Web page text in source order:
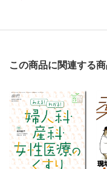
この商品に関連する